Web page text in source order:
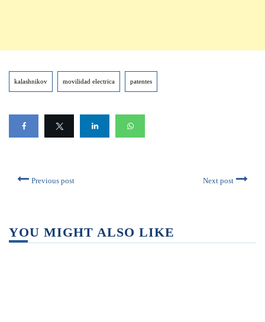
kalashnikov movilidad electrica patentes
Previous post Next post
YOU MIGHT ALSO LIKE